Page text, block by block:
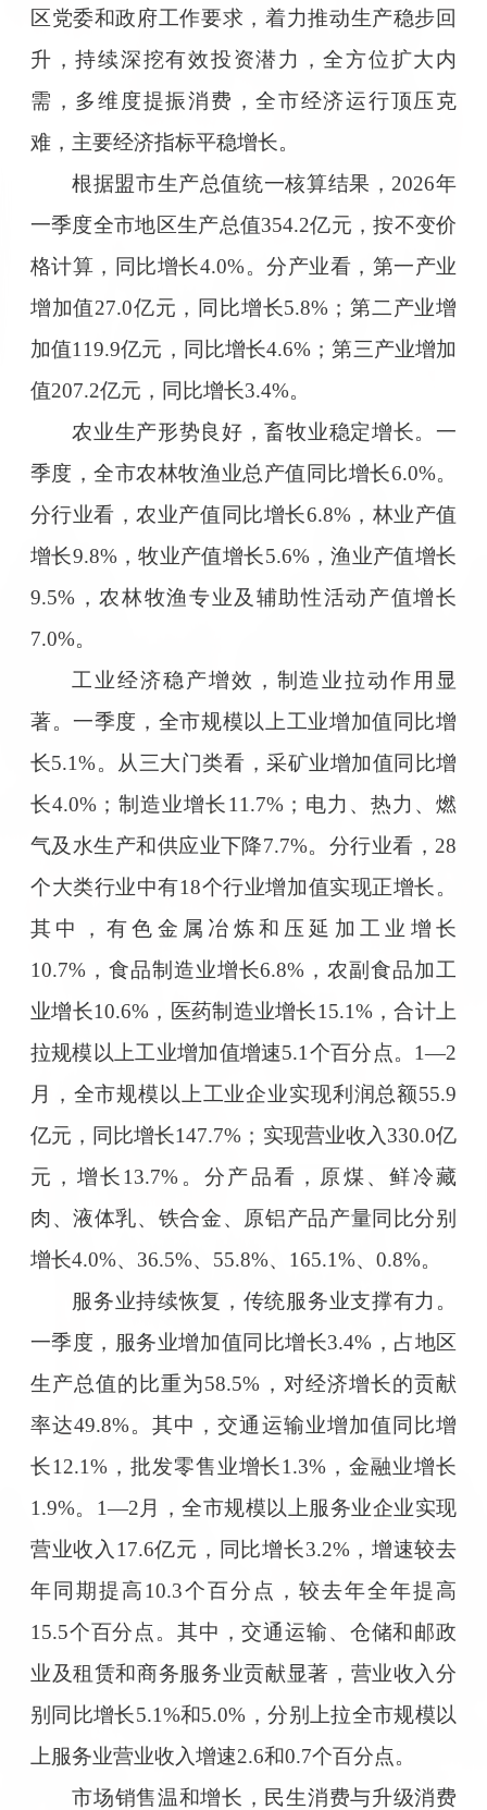
区党委和政府工作要求，着力推动生产稳步回
升，持续深挖有效投资潜力，全方位扩大内
需，多维度提振消费，全市经济运行顶压克
难，主要经济指标平稳增长。
根据盟市生产总值统一核算结果，2026年
一季度全市地区生产总值354.2亿元，按不变价
格计算，同比增长4.0%。分产业看，第一产业
增加值27.0亿元，同比增长5.8%；第二产业增
加值119.9亿元，同比增长4.6%；第三产业增加
值207.2亿元，同比增长3.4%。
农业生产形势良好，畜牧业稳定增长。一
季度，全市农林牧渔业总产值同比增长6.0%。
分行业看，农业产值同比增长6.8%，林业产值
增长9.8%，牧业产值增长5.6%，渔业产值增长
9.5%，农林牧渔专业及辅助性活动产值增长
7.0%。
工业经济稳产增效，制造业拉动作用显
著。一季度，全市规模以上工业增加值同比增
长5.1%。从三大门类看，采矿业增加值同比增
长4.0%；制造业增长11.7%；电力、热力、燃
气及水生产和供应业下降7.7%。分行业看，28
个大类行业中有18个行业增加值实现正增长。
其中，有色金属冶炼和压延加工业增长
10.7%，食品制造业增长6.8%，农副食品加工
业增长10.6%，医药制造业增长15.1%，合计上
拉规模以上工业增加值增速5.1个百分点。1—2
月，全市规模以上工业企业实现利润总额55.9
亿元，同比增长147.7%；实现营业收入330.0亿
元，增长13.7%。分产品看，原煤、鲜冷藏
肉、液体乳、铁合金、原铝产品产量同比分别
增长4.0%、36.5%、55.8%、165.1%、0.8%。
服务业持续恢复，传统服务业支撑有力。
一季度，服务业增加值同比增长3.4%，占地区
生产总值的比重为58.5%，对经济增长的贡献
率达49.8%。其中，交通运输业增加值同比增
长12.1%，批发零售业增长1.3%，金融业增长
1.9%。1—2月，全市规模以上服务业企业实现
营业收入17.6亿元，同比增长3.2%，增速较去
年同期提高10.3个百分点，较去年全年提高
15.5个百分点。其中，交通运输、仓储和邮政
业及租赁和商务服务业贡献显著，营业收入分
别同比增长5.1%和5.0%，分别上拉全市规模以
上服务业营业收入增速2.6和0.7个百分点。
市场销售温和增长，民生消费与升级消费